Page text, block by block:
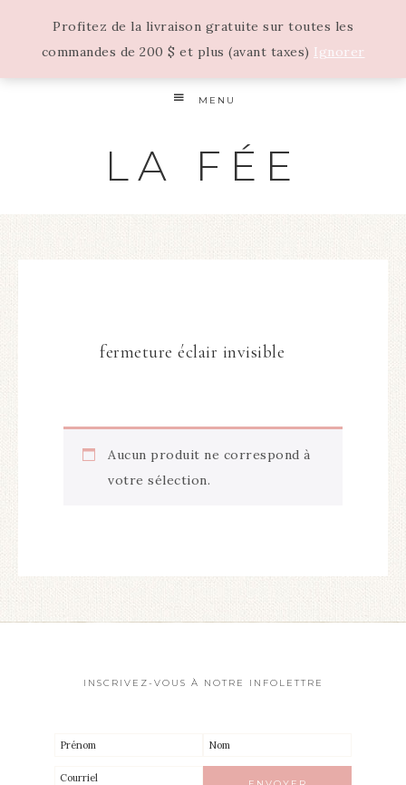
Profitez de la livraison gratuite sur toutes les
commandes de 200 $ et plus (avant taxes) Ignorer
MENU
LA FÉE
fermeture éclair invisible
Aucun produit ne correspond à
votre sélection.
INSCRIVEZ-VOUS À NOTRE INFOLETTRE